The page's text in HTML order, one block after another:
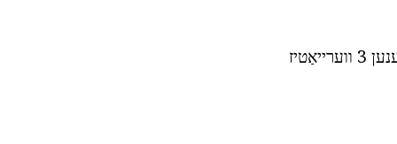
4. קאַפּסולעס דעקאַפפעינאַטעד. (נעספּרעססאָ דעקאַפפעיראַטאָ קאַפּסולעס). עס זענען 3 ווערייאַטיז